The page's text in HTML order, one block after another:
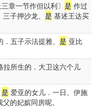
章一节作但以利〕 是 作过
子押沙龙、 是 基述王达买
五子示法提雅、 是 亚比
拉所生的．大卫这六个儿
是 爱亚的女儿．一日、伊施
的妃嫔同房呢。